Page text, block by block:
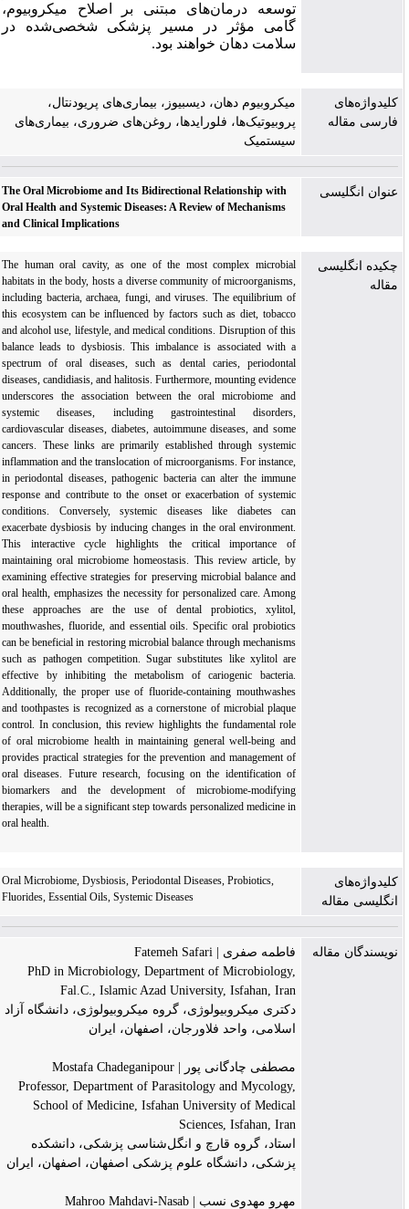
توسعه درمان‌های مبتنی بر اصلاح میکروبیوم،
گامی مؤثر در مسیر پزشکی شخصی‌شده در
سلامت دهان خواهند بود.
کلیدواژه‌های
فارسی مقاله
میکروبیوم دهان، دیسبیوز، بیماری‌های پریودنتال،
پروبیوتیک‌ها، فلورایدها، روغن‌های ضروری، بیماری‌های
سیستمیک
عنوان انگلیسی
The Oral Microbiome and Its Bidirectional Relationship with
Oral Health and Systemic Diseases: A Review of Mechanisms
and Clinical Implications
چکیده انگلیسی
مقاله
The human oral cavity, as one of the most complex microbial
habitats in the body, hosts a diverse community of microorganisms,
including bacteria, archaea, fungi, and viruses. The equilibrium of
this ecosystem can be influenced by factors such as diet, tobacco
and alcohol use, lifestyle, and medical conditions. Disruption of this
balance leads to dysbiosis. This imbalance is associated with a
spectrum of oral diseases, such as dental caries, periodontal
diseases, candidiasis, and halitosis. Furthermore, mounting evidence
underscores the association between the oral microbiome and
systemic diseases, including gastrointestinal disorders,
cardiovascular diseases, diabetes, autoimmune diseases, and some
cancers. These links are primarily established through systemic
inflammation and the translocation of microorganisms. For instance,
in periodontal diseases, pathogenic bacteria can alter the immune
response and contribute to the onset or exacerbation of systemic
conditions. Conversely, systemic diseases like diabetes can
exacerbate dysbiosis by inducing changes in the oral environment.
This interactive cycle highlights the critical importance of
maintaining oral microbiome homeostasis. This review article, by
examining effective strategies for preserving microbial balance and
oral health, emphasizes the necessity for personalized care. Among
these approaches are the use of dental probiotics, xylitol,
mouthwashes, fluoride, and essential oils. Specific oral probiotics
can be beneficial in restoring microbial balance through mechanisms
such as pathogen competition. Sugar substitutes like xylitol are
effective by inhibiting the metabolism of cariogenic bacteria.
Additionally, the proper use of fluoride-containing mouthwashes
and toothpastes is recognized as a cornerstone of microbial plaque
control. In conclusion, this review highlights the fundamental role
of oral microbiome health in maintaining general well-being and
provides practical strategies for the prevention and management of
oral diseases. Future research, focusing on the identification of
biomarkers and the development of microbiome-modifying
therapies, will be a significant step towards personalized medicine in
oral health.
کلیدواژه‌های
انگلیسی مقاله
Oral Microbiome, Dysbiosis, Periodontal Diseases, Probiotics,
Fluorides, Essential Oils, Systemic Diseases
نویسندگان مقاله
فاطمه صفری | Fatemeh Safari
PhD in Microbiology, Department of Microbiology,
Fal.C., Islamic Azad University, Isfahan, Iran
دکتری میکروبیولوژی، گروه میکروبیولوژی، دانشگاه آزاد
اسلامی، واحد فلاورجان، اصفهان، ایران
مصطفی چادگانی پور | Mostafa Chadeganipour
Professor, Department of Parasitology and Mycology,
School of Medicine, Isfahan University of Medical
Sciences, Isfahan, Iran
استاد، گروه قارچ و انگل‌شناسی پزشکی، دانشکده
پزشکی، دانشگاه علوم پزشکی اصفهان، اصفهان، ایران
مهرو مهدوی ‌نسب | Mahroo Mahdavi-Nasab